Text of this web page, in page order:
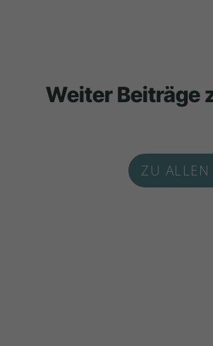
Weiter Beiträge
ZU ALLEN